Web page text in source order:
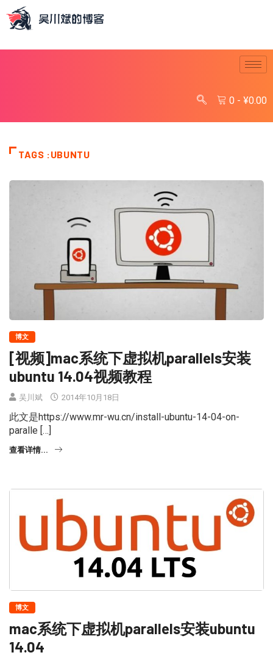
0 - ¥0.00
TAGS :UBUNTU
博文
[视频]mac系统下虚拟机parallels安装
ubuntu 14.04视频教程
吴川斌 2014年10月18日
此文是https://www.mr-wu.cn/install-ubuntu-14-04-on-
paralle […]
查看详情...
博文
mac系统下虚拟机parallels安装ubuntu
14.04